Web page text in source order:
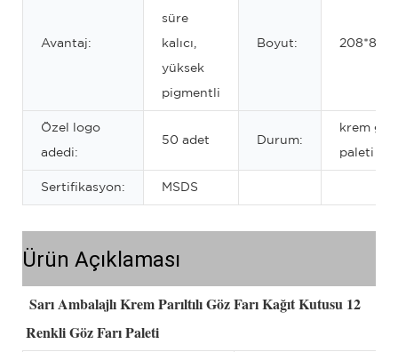
Avantaj:
süre
kalıcı,
yüksek
pigmentli
Boyut:
Özel logo
adedi:
50 adet Durum:
krem göz
paleti
Sertifikasyon: MSDS
Ürün Açıklaması
Sarı Ambalajlı Krem Parıltılı Göz Farı Kağıt Kutusu 12
Renkli Göz Farı Paleti